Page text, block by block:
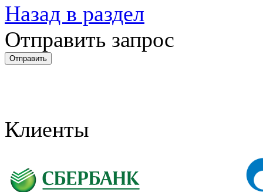
Назад в раздел
Отправить запрос
Клиенты